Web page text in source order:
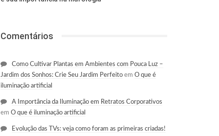
Comentários
Como Cultivar Plantas em Ambientes com Pouca Luz –
Jardim dos Sonhos: Crie Seu Jardim Perfeitoem O que é
iluminação artificial
A Importância da Iluminação em Retratos Corporativos
em O que é iluminação artificial
Evolução das TVs: veja como foram as primeiras criadas!